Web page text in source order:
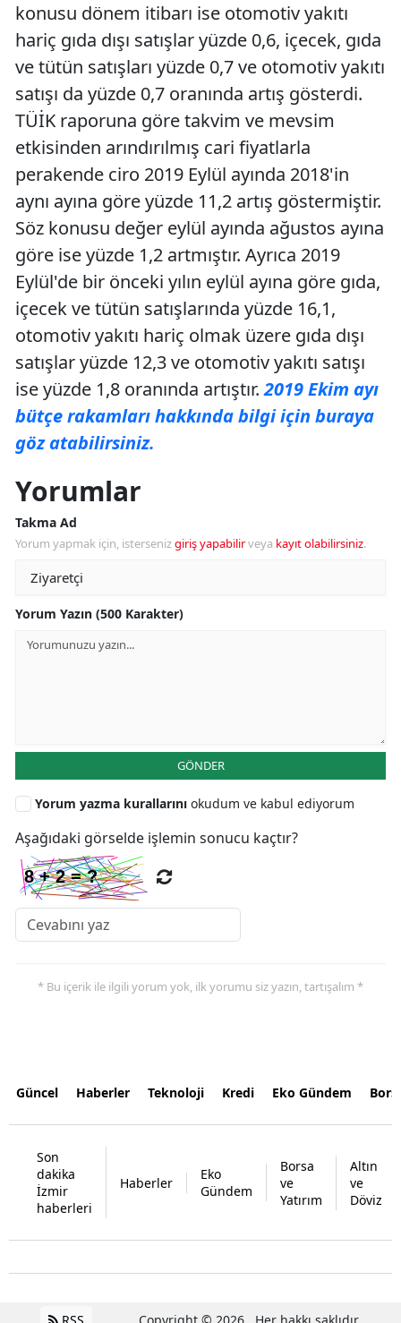
konusu dönem itibarı ise otomotiv yakıtı
hariç gıda dışı satışlar yüzde 0,6, içecek, gıda
ve tütün satışları yüzde 0,7 ve otomotiv yakıtı
satışı da yüzde 0,7 oranında artış gösterdi.
TÜİK raporuna göre takvim ve mevsim
etkisinden arındırılmış cari fiyatlarla
perakende ciro 2019 Eylül ayında 2018'in
aynı ayına göre yüzde 11,2 artış göstermiştir.
Söz konusu değer eylül ayında ağustos ayına
göre ise yüzde 1,2 artmıştır. Ayrıca 2019
Eylül'de bir önceki yılın eylül ayına göre gıda,
içecek ve tütün satışlarında yüzde 16,1,
otomotiv yakıtı hariç olmak üzere gıda dışı
satışlar yüzde 12,3 ve otomotiv yakıtı satışı
ise yüzde 1,8 oranında artıştır.2019 Ekim ayı
bütçe rakamları hakkında bilgi için buraya
göz atabilirsiniz.
Yorumlar
Takma Ad
Yorum yapmak için, istersenizgiriş yapabilirveya kayıt olabilirsiniz.
Yorum Yazın (500 Karakter)
GÖNDER
Yorum yazma kurallarını okudum ve kabul ediyorum
Aşağıdaki görselde işlemin sonucu kaçtır?
* Bu içerik ile ilgili yorum yok, ilk yorumu siz yazın, tartışalım *
Güncel Haberler Teknoloji Kredi Eko Gündem
Son
dakika
İzmir
haberleri
Haberler
Eko
Gündem
Borsa
ve
Yatırım
Altın
ve
Döviz